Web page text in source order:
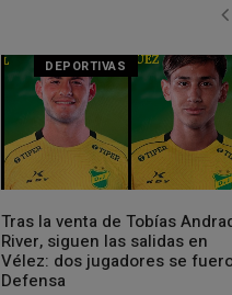
DEPORTIVAS
Tras la venta de Tobías
River, siguen las salidas en
Vélez: dos jugadores se
Defensa